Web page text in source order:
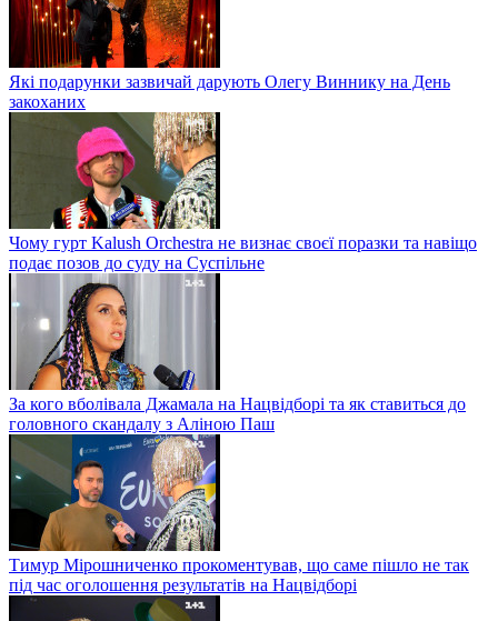
Які подарунки зазвичай дарують Олегу Виннику на День
закоханих
Чому гурт Kalush Orchestra не визнає своєї поразки та навіщо
подає позов до суду на Суспільне
За кого вболівала Джамала на Нацвідборі та як ставиться до
головного скандалу з Аліною Паш
Тимур Мірошниченко прокоментував, що саме пішло не так
під час оголошення результатів на Нацвідборі